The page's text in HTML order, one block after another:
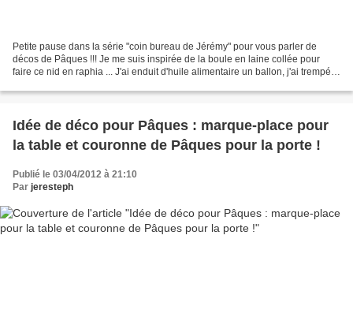
Petite pause dans la série "coin bureau de Jérémy" pour vous parler de
décos de Pâques !!! Je me suis inspirée de la boule en laine collée pour
faire ce nid en raphia ... J'ai enduit d'huile alimentaire un ballon, j'ai trempé
Idée de déco pour Pâques : marque-place pour
la table et couronne de Pâques pour la porte !
Publié le 03/04/2012 à 21:10
Par jeresteph